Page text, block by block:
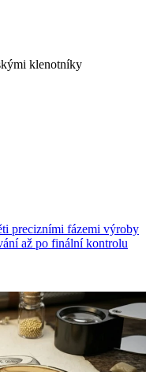
klenotníky
precizními fázemi výroby
až po finální kontrolu